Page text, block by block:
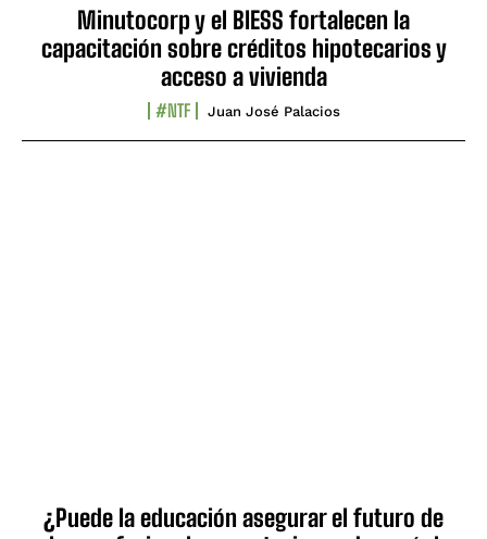
Minutocorp y el BIESS fortalecen la
capacitación sobre créditos hipotecarios y
acceso a vivienda
#NTF Juan José Palacios
¿Puede la educación asegurar el futuro de